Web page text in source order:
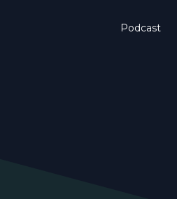
Podcast